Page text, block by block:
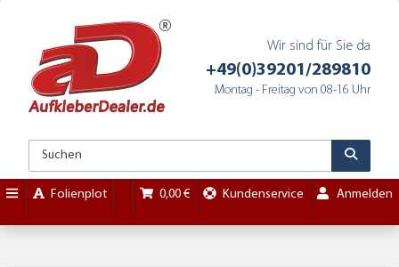
Wir sind für Sie da
+49(0)39201/289810
Montag - Freitag von 08-16 Uhr
Folienplot 0,00 € Kundenservice Anmelden